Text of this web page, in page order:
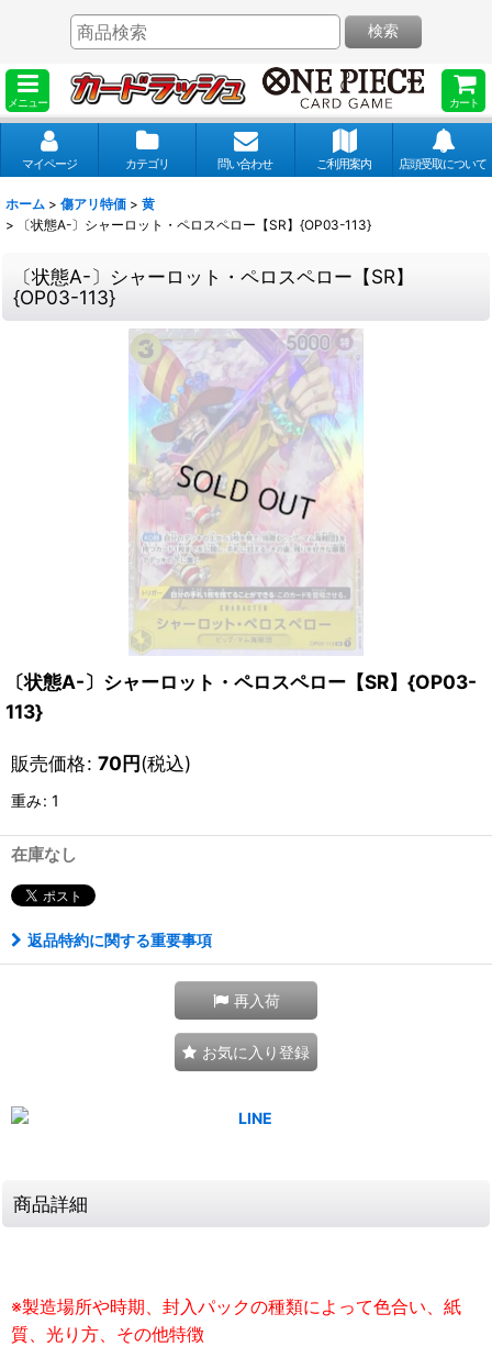
メニュー カート
検索
マイページ カテゴリ 問い合わせ ご利用案内 店頭受取について
ホーム > 傷アリ特価 > 黄
>
〔状態A-〕シャーロット・ペロスペロー【SR】{OP03-113}
〔状態A-〕シャーロット・ペロスペロー【SR】
{OP03-113}
〔状態A-〕シャーロット・ペロスペロー【SR】{OP03-
113}
販売価格: 70円(税込)
重み: 1
在庫なし
返品特約に関する重要事項
再入荷
お気に入り登録
商品詳細
※製造場所や時期、封入パックの種類によって色合い、紙
質、光り方、その他特徴